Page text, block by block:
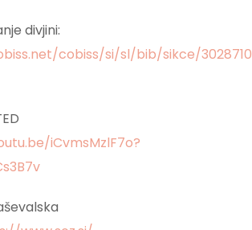
divjini:
cobiss/si/sl/bib/sikce/
iCvmsMzlF7o?